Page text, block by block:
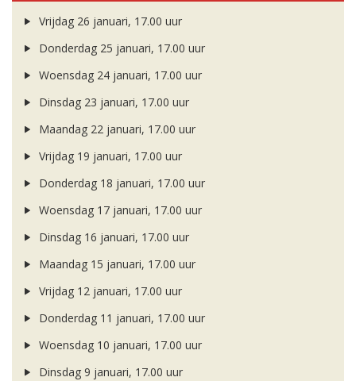
Vrijdag 26 januari, 17.00 uur
Donderdag 25 januari, 17.00 uur
Woensdag 24 januari, 17.00 uur
Dinsdag 23 januari, 17.00 uur
Maandag 22 januari, 17.00 uur
Vrijdag 19 januari, 17.00 uur
Donderdag 18 januari, 17.00 uur
Woensdag 17 januari, 17.00 uur
Dinsdag 16 januari, 17.00 uur
Maandag 15 januari, 17.00 uur
Vrijdag 12 januari, 17.00 uur
Donderdag 11 januari, 17.00 uur
Woensdag 10 januari, 17.00 uur
Dinsdag 9 januari, 17.00 uur